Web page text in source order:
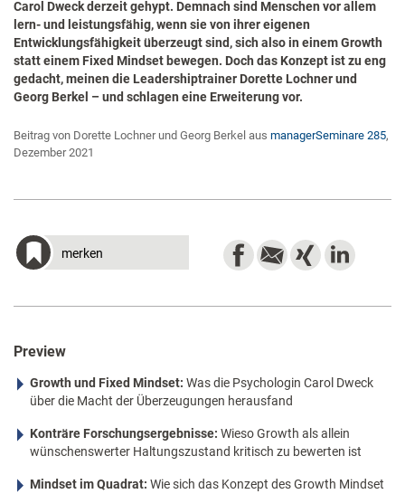
Carol Dweck derzeit gehypt. Demnach sind Menschen vor allem
lern- und leistungsfähig, wenn sie von ihrer eigenen
Entwicklungsfähigkeit überzeugt sind, sich also in einem Growth
statt einem Fixed Mindset bewegen. Doch das Konzept ist zu eng
gedacht, meinen die Leadershiptrainer Dorette Lochner und
Georg Berkel – und schlagen eine Erweiterung vor.
Beitrag von Dorette Lochner und Georg Berkel aus managerSeminare 285,
Dezember 2021
merken
Preview
Growth und Fixed Mindset: Was die Psychologin Carol Dweck
über die Macht der Überzeugungen herausfand
Konträre Forschungsergebnisse: Wieso Growth als allein
wünschenswerter Haltungszustand kritisch zu bewerten ist
Mindset im Quadrat: Wie sich das Konzept des Growth Mindset